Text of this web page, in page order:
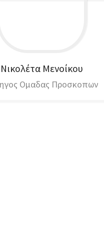
Νικολέτα Μενoίκου
Ομαδας Προσκοπων